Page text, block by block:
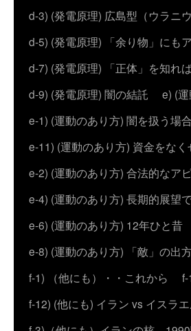
d-3) (発電原理) 広島型（ウラニ
d-5) (発電原理) 「余り物」にも
d-7) (発電原理) 「正体」を知れ
d-9) (発電原理) 闇の結託
e) (
e-1) (運動のあり方) 闇を扱う場
e-11) (運動のあり方) 資金をな
e-2) (運動のあり方) 合法的なア
e-4) (運動のあり方) 長期的展望
e-6) (運動のあり方) 12年ひと昔
e-8) (運動のあり方) 「敵」の出
f-1) （他にも）・・これから
f-12) (他にも) イラン vs イスラ